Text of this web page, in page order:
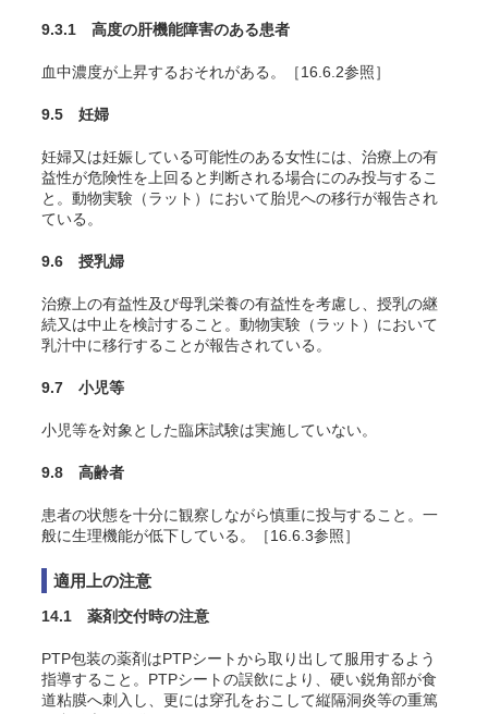
9.3.1 高度の肝機能障害のある患者
血中濃度が上昇するおそれがある。［16.6.2参照］
9.5 妊婦
妊婦又は妊娠している可能性のある女性には、治療上の有
益性が危険性を上回ると判断される場合にのみ投与するこ
と。動物実験（ラット）において胎児への移行が報告され
ている。
9.6 授乳婦
治療上の有益性及び母乳栄養の有益性を考慮し、授乳の継
続又は中止を検討すること。動物実験（ラット）において
乳汁中に移行することが報告されている。
9.7 小児等
小児等を対象とした臨床試験は実施していない。
9.8 高齢者
患者の状態を十分に観察しながら慎重に投与すること。一
般に生理機能が低下している。［16.6.3参照］
適用上の注意
14.1 薬剤交付時の注意
PTP包装の薬剤はPTPシートから取り出して服用するよう
指導すること。PTPシートの誤飲により、硬い鋭角部が食
道粘膜へ刺入し、更には穿孔をおこして縦隔洞炎等の重篤